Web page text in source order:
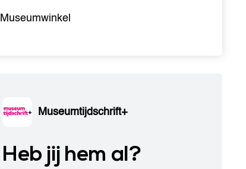
Museumwinkel
Museumtijdschrift+
Heb jij hem al?